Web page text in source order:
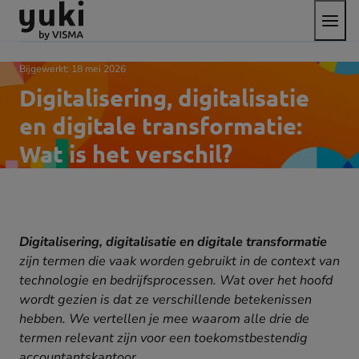
Direct
naar
content
Direct
naar
footer
Ga
naar
homepage
het
menu
Digitalisering, digitalisatie
en digitale transformatie:
Wat is het verschil?
Bijgewerkt: 18 mei 2026
Digitalisering, digitalisatie en digitale transformatie
zijn termen die vaak worden gebruikt in de context van
technologie en bedrijfsprocessen. Wat over het hoofd
wordt gezien is dat ze verschillende betekenissen
hebben. We vertellen je mee waarom alle drie de
termen relevant zijn voor een toekomstbestendig